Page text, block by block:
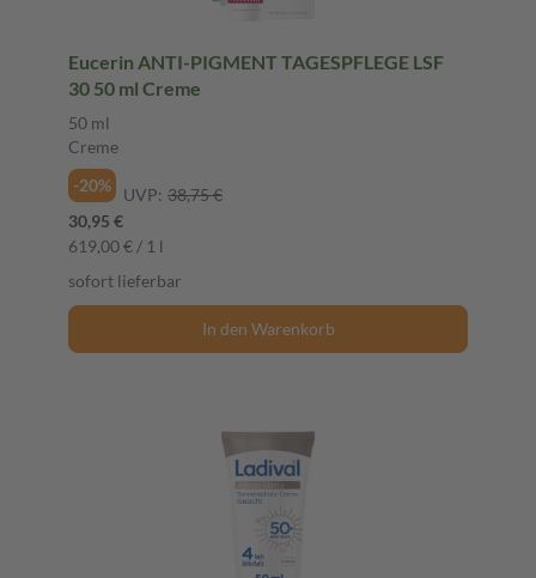
Eucerin ANTI-PIGMENT TAGESPFLEGE LSF
30 50 ml Creme
50 ml
Creme
-20%
UVP: 38,75 €
30,95 €
619,00 € / 1 l
sofort lieferbar
In den Warenkorb